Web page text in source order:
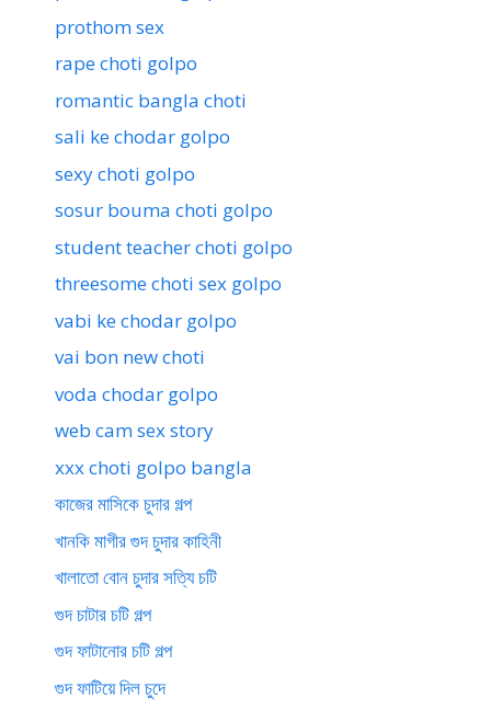
prothom sex
rape choti golpo
romantic bangla choti
sali ke chodar golpo
sexy choti golpo
sosur bouma choti golpo
student teacher choti golpo
threesome choti sex golpo
vabi ke chodar golpo
vai bon new choti
voda chodar golpo
web cam sex story
xxx choti golpo bangla
কাজের মাসিকে চুদার গল্প
খানকি মাগীর গুদ চুদার কাহিনী
খালাতো বোন চুদার সত্যি চটি
গুদ চাটার চটি গল্প
গুদ ফাটানোর চটি গল্প
গুদ ফাটিয়ে দিল চুদে